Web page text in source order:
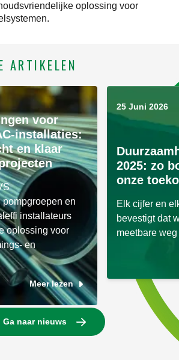
oplossing voor
ARTIKELEN
voor
installaties:
en klaar
en
installateurs
oplossing voor
en
Meer lezen
25 Juni 2026
2025: zo
onze
Elk cijfer en
bevestigt dat
meetbare
Ga naar nieuws